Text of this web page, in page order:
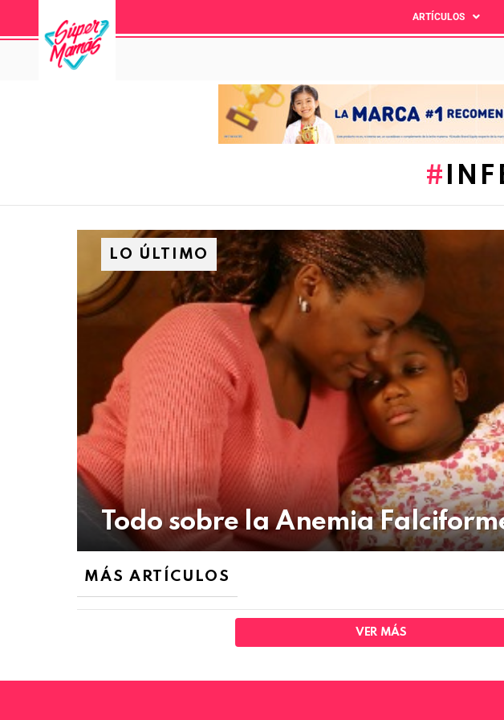
ARTÍCULOS
LO ÚLTIMO
Todo sobre la Anemia
MÁS ARTÍCULOS
VER MÁS